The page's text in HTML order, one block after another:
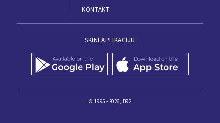
KONTAKT
SKINI APLIKACIJU
© 1995 - 2026, B92